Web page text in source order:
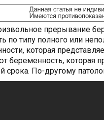
прерывание
по типу полного или
которая
беременность, которая
срока. По-другому